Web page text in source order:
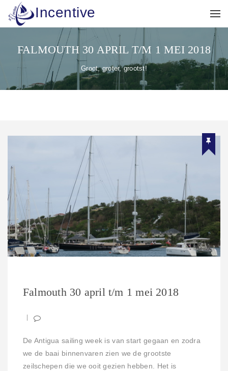
Incentive
FALMOUTH 30 APRIL T/M 1 MEI 2018
Groot, groter, grootst!
Falmouth 30 april t/m 1 mei 2018
De Antigua sailing week is van start gegaan en zodra
we de baai binnenvaren zien we de grootste
zeilschepen die we ooit gezien hebben. Het is